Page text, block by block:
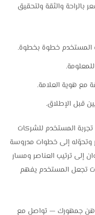
والثقة ولتحقيق
المستخدم خطوة بخطوة.
مع هوية العلامة.
قبل الإطلاق.
المستخدم للشركات
وتحوّله إلى خطوات مدروسة
إلى ترتيب العناصر ومسار
تجعل المستخدم يفهم
جمهورك — تواصل مع